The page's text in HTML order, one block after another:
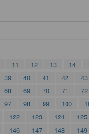
11 12 13 14
39 40 41 42 43
68 69 70 71 72
97 98 99 100
122 123 124 125
146 147 148 149